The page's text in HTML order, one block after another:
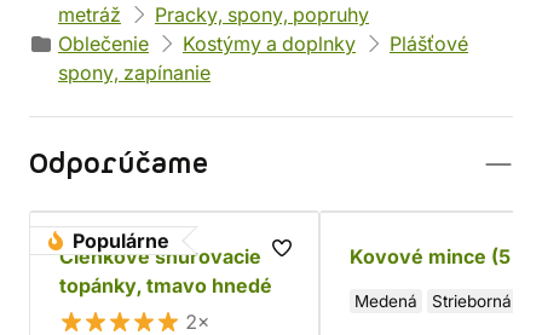
metráž
Pracky, spony, popruhy
Oblečenie
Kostýmy a doplnky
Plášťové
spony, zapínanie
Odporúčame
Populárne
Členkové šnurovacie
topánky, tmavo hnedé
2×
Kovové mince (5
Medená Strieborná